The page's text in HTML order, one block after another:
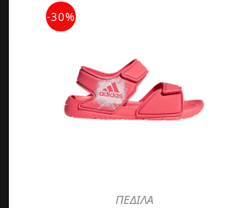
-30%
ΠΕΔΙΛΑ